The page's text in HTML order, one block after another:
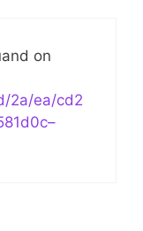
on
2a/ea/cd2